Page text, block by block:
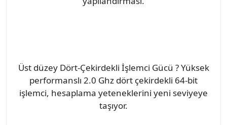
Üst düzey Dört-Çekirdekli İşlemci Gücü ? Yüksek
performanslı 2.0 Ghz dört çekirdekli 64-bit
işlemci, hesaplama yeteneklerini yeni seviyeye
taşıyor.